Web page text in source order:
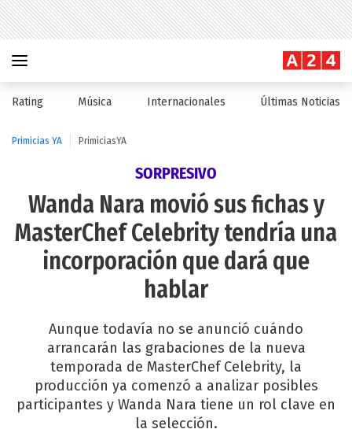
Rating Música Internacionales Últimas Noticias
Primicias YA PrimiciasYA
SORPRESIVO
Wanda Nara movió sus fichas y
MasterChef Celebrity tendría una
incorporación que dará que
hablar
Aunque todavía no se anunció cuándo
arrancarán las grabaciones de la nueva
temporada de MasterChef Celebrity, la
producción ya comenzó a analizar posibles
participantes y Wanda Nara tiene un rol clave en
la selección.